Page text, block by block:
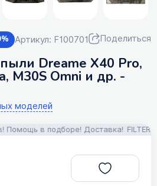
Артикул: F100701 Поделиться
Dreame X40 Pro,
M30S Omni и др. -
моделей
в подборе! Доставка! FILTERIX